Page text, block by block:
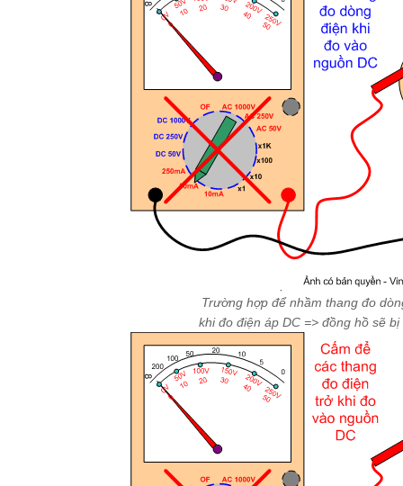
Trường hợp để nhầm thang đo
khi đo điện áp DC => đồng hồ sẽ bị